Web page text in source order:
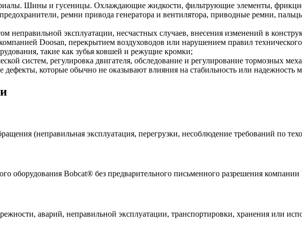
Шины и гусеницы. Охлаждающие жидкости, фильтрующие элементы,
ремни привода генератора и вентилятора, приводные ремни,
неправильной эксплуатации, несчастных случаев, внесения изменений в
Doosan, перекрытием воздуховодов или нарушением правил
такие как зубья ковшей и режущие кромки;
систем, регулировка двигателя, обследование и регулирование тормозных
дефекты, которые обычно не оказывают влияния на стабильность или надежность
(неправильная эксплуатация, перегрузки, несоблюдение требований по
оборудования Bobcat® без предварительного письменного разрешения
аварий, неправильной эксплуатации, транспортировки, хранения или